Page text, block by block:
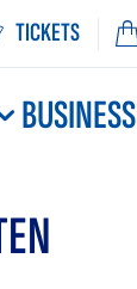
TICKETS
BUSINESS